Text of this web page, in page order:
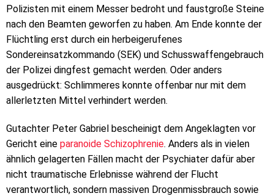
Polizisten mit einem Messer bedroht und faustgroße Steine
nach den Beamten geworfen zu haben. Am Ende konnte der
Flüchtling erst durch ein herbeigerufenes
Sondereinsatzkommando (SEK) und Schusswaffengebrauch
der Polizei dingfest gemacht werden. Oder anders
ausgedrückt: Schlimmeres konnte offenbar nur mit dem
allerletzten Mittel verhindert werden.
Gutachter Peter Gabriel bescheinigt dem Angeklagten vor
Gericht eine paranoide Schizophrenie. Anders als in vielen
ähnlich gelagerten Fällen macht der Psychiater dafür aber
nicht traumatische Erlebnisse während der Flucht
verantwortlich, sondern massiven Drogenmissbrauch sowie